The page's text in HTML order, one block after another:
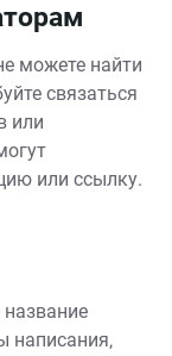
можете найти
связаться
или
или ссылку.
написания‚